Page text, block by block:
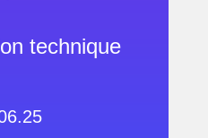
technique